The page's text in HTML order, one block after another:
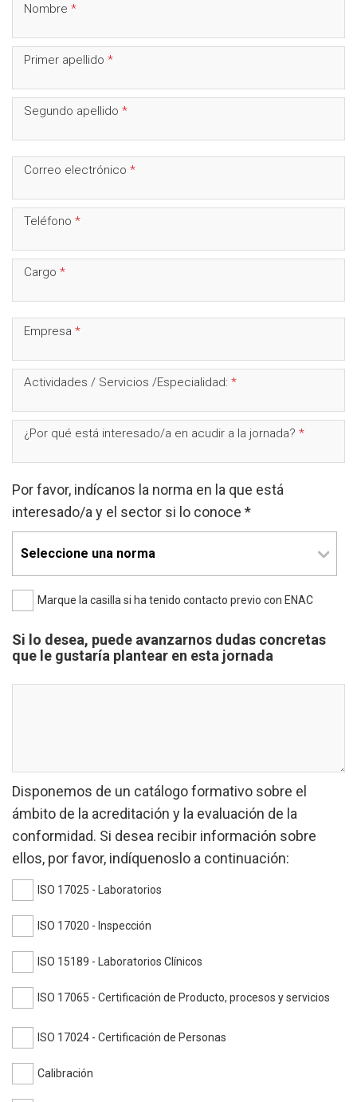
Nombre *Campo
Primer apellido *Campo
Segundo apellido *Campo
Correo electrónico *Campo
Teléfono *Campo
Cargo *Campo
Empresa *Campo
Actividades / Servicios /Especialidad: *Campo
¿Por qué está interesado/a en acudir a la jornada? *Campo
Por favor, indícanos la norma en la que está
interesado/a y el sector si lo conoce *
Marque la casilla si ha tenido contacto previo con ENAC
Si lo desea, puede avanzarnos dudas concretas
que le gustaría plantear en esta jornada
Disponemos de un catálogo formativo sobre el
ámbito de la acreditación y la evaluación de la
conformidad. Si desea recibir información sobre
ellos, por favor, indíquenoslo a continuación:
ISO 17025 - Laboratorios
ISO 17020 - Inspección
ISO 15189 - Laboratorios Clínicos
ISO 17065 - Certificación de Producto, procesos y servicios
ISO 17024 - Certificación de Personas
Calibración